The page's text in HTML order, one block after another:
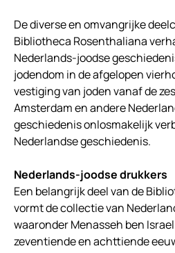
De diverse en omvangrijke
Bibliotheca Rosenthaliana
Nederlands-joodse
jodendom in de afgelopen
vestiging van joden vanaf de
Amsterdam en andere
geschiedenis onlosmakelijk
Nederlandse geschiedenis.
Nederlands-joodse drukkers
Een belangrijk deel van de
vormt de collectie van
waaronder Menasseh ben
zeventiende en achttiende